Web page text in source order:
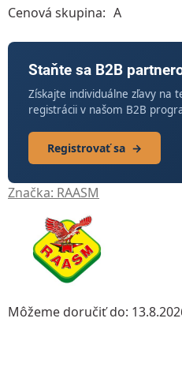
Značka: RAASM
Môžeme doručiť do:
Cenová skupina: A
Staňte sa B2B
Získajte individuálne zľavy na
registrácii v našom B2B
Registrovať sa →